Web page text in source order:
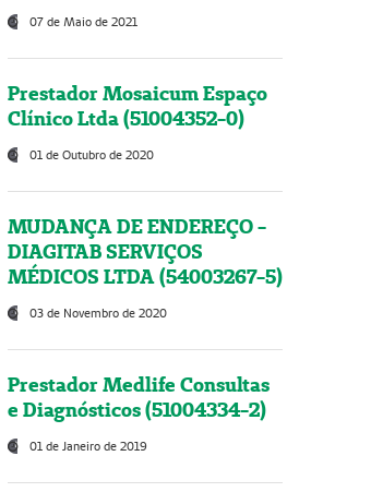
07 de Maio de 2021
Prestador Mosaicum Espaço
Clínico Ltda (51004352-0)
01 de Outubro de 2020
MUDANÇA DE ENDEREÇO -
DIAGITAB SERVIÇOS
MÉDICOS LTDA (54003267-5)
03 de Novembro de 2020
Prestador Medlife Consultas
e Diagnósticos (51004334-2)
01 de Janeiro de 2019